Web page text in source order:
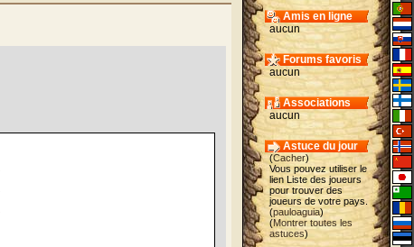
Amis en ligne
aucun
Forums favoris
aucun
Associations
aucun
Astuce du jour
(Cacher)
Vous pouvez utiliser le
lien Liste des joueurs
pour trouver des
joueurs de votre pays.
(pauloaguia)
(Montrer toutes les
astuces)